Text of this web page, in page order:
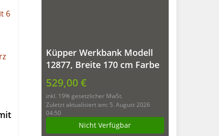
Küpper Werkbank Modell
12877, Breite 170 cm Farbe
ultramarinblau
529,00 €
inkl. 19% gesetzlicher MwSt.
Zuletzt aktualisiert am: 5. August 2026
04:50
Nicht Verfügbar